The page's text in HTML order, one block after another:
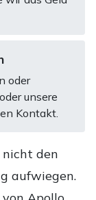
oder
unsere
Kontakt.
nicht den
aufwiegen.